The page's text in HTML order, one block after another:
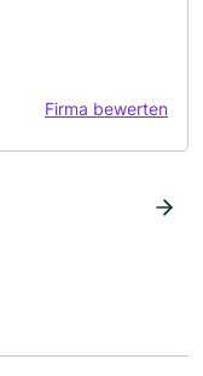
Firma bewerten